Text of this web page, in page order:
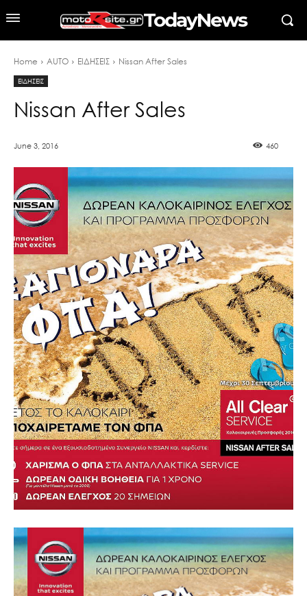
TodayNews
Home AUTO ΕΙΔΗΣΕΙΣ Nissan After Sales
ΕΙΔΗΣΕΙΣ
Nissan After Sales
June 3, 2016 460